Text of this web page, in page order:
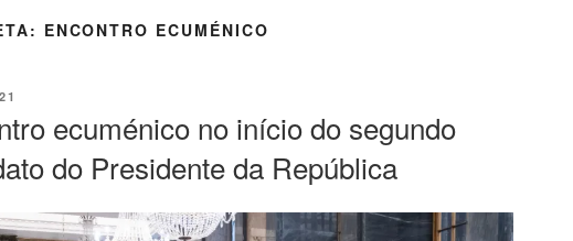
ENCONTRO ECUMÉNICO
ecuménico no início do segundo
do Presidente da República